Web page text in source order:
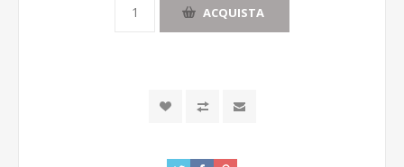
ACQUISTA